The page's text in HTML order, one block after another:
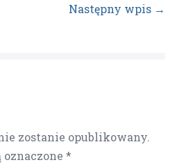
Następny wpis →
zostanie opublikowany.
oznaczone *